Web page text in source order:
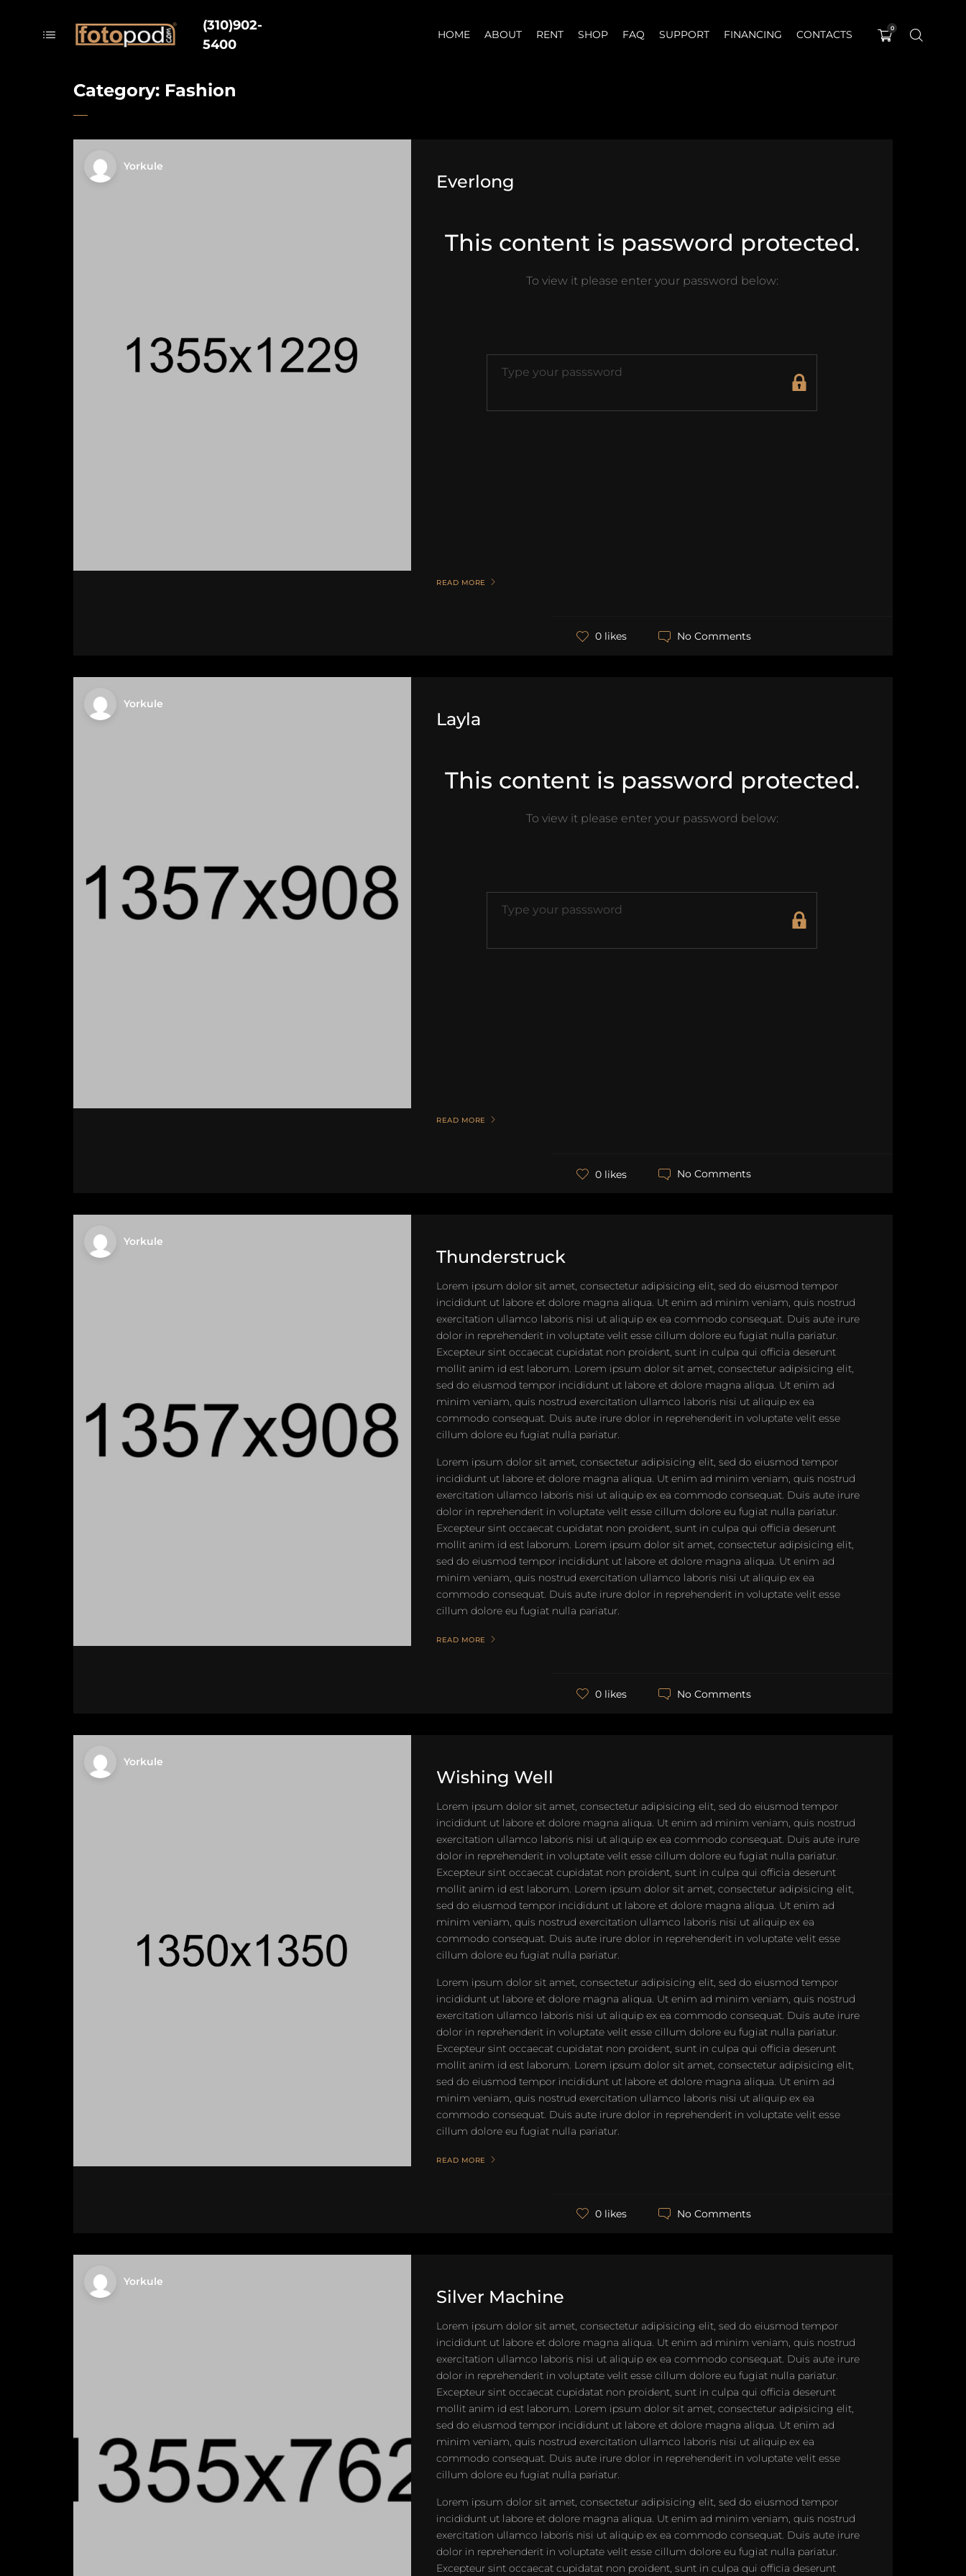
(310)902-
5400
HOME ABOUT RENT SHOP FAQ SUPPORT FINANCING CONTACTS
0
Category: Fashion
Yorkule
Everlong
This content is password protected.
To view it please enter your password below:
READ MORE
0 likes No Comments
Yorkule
Layla
This content is password protected.
To view it please enter your password below:
READ MORE
0 likes No Comments
Yorkule
Thunderstruck
Lorem ipsum dolor sit amet, consectetur adipisicing elit, sed do eiusmod tempor
incididunt ut labore et dolore magna aliqua. Ut enim ad minim veniam, quis nostrud
exercitation ullamco laboris nisi ut aliquip ex ea commodo consequat. Duis aute irure
dolor in reprehenderit in voluptate velit esse cillum dolore eu fugiat nulla pariatur.
Excepteur sint occaecat cupidatat non proident, sunt in culpa qui officia deserunt
mollit anim id est laborum. Lorem ipsum dolor sit amet, consectetur adipisicing elit,
sed do eiusmod tempor incididunt ut labore et dolore magna aliqua. Ut enim ad
minim veniam, quis nostrud exercitation ullamco laboris nisi ut aliquip ex ea
commodo consequat. Duis aute irure dolor in reprehenderit in voluptate velit esse
cillum dolore eu fugiat nulla pariatur.
Lorem ipsum dolor sit amet, consectetur adipisicing elit, sed do eiusmod tempor
incididunt ut labore et dolore magna aliqua. Ut enim ad minim veniam, quis nostrud
exercitation ullamco laboris nisi ut aliquip ex ea commodo consequat. Duis aute irure
dolor in reprehenderit in voluptate velit esse cillum dolore eu fugiat nulla pariatur.
Excepteur sint occaecat cupidatat non proident, sunt in culpa qui officia deserunt
mollit anim id est laborum. Lorem ipsum dolor sit amet, consectetur adipisicing elit,
sed do eiusmod tempor incididunt ut labore et dolore magna aliqua. Ut enim ad
minim veniam, quis nostrud exercitation ullamco laboris nisi ut aliquip ex ea
commodo consequat. Duis aute irure dolor in reprehenderit in voluptate velit esse
cillum dolore eu fugiat nulla pariatur.
READ MORE
0 likes No Comments
Yorkule
Wishing Well
Lorem ipsum dolor sit amet, consectetur adipisicing elit, sed do eiusmod tempor
incididunt ut labore et dolore magna aliqua. Ut enim ad minim veniam, quis nostrud
exercitation ullamco laboris nisi ut aliquip ex ea commodo consequat. Duis aute irure
dolor in reprehenderit in voluptate velit esse cillum dolore eu fugiat nulla pariatur.
Excepteur sint occaecat cupidatat non proident, sunt in culpa qui officia deserunt
mollit anim id est laborum. Lorem ipsum dolor sit amet, consectetur adipisicing elit,
sed do eiusmod tempor incididunt ut labore et dolore magna aliqua. Ut enim ad
minim veniam, quis nostrud exercitation ullamco laboris nisi ut aliquip ex ea
commodo consequat. Duis aute irure dolor in reprehenderit in voluptate velit esse
cillum dolore eu fugiat nulla pariatur.
Lorem ipsum dolor sit amet, consectetur adipisicing elit, sed do eiusmod tempor
incididunt ut labore et dolore magna aliqua. Ut enim ad minim veniam, quis nostrud
exercitation ullamco laboris nisi ut aliquip ex ea commodo consequat. Duis aute irure
dolor in reprehenderit in voluptate velit esse cillum dolore eu fugiat nulla pariatur.
Excepteur sint occaecat cupidatat non proident, sunt in culpa qui officia deserunt
mollit anim id est laborum. Lorem ipsum dolor sit amet, consectetur adipisicing elit,
sed do eiusmod tempor incididunt ut labore et dolore magna aliqua. Ut enim ad
minim veniam, quis nostrud exercitation ullamco laboris nisi ut aliquip ex ea
commodo consequat. Duis aute irure dolor in reprehenderit in voluptate velit esse
cillum dolore eu fugiat nulla pariatur.
READ MORE
0 likes No Comments
Yorkule
Silver Machine
Lorem ipsum dolor sit amet, consectetur adipisicing elit, sed do eiusmod tempor
incididunt ut labore et dolore magna aliqua. Ut enim ad minim veniam, quis nostrud
exercitation ullamco laboris nisi ut aliquip ex ea commodo consequat. Duis aute irure
dolor in reprehenderit in voluptate velit esse cillum dolore eu fugiat nulla pariatur.
Excepteur sint occaecat cupidatat non proident, sunt in culpa qui officia deserunt
mollit anim id est laborum. Lorem ipsum dolor sit amet, consectetur adipisicing elit,
sed do eiusmod tempor incididunt ut labore et dolore magna aliqua. Ut enim ad
minim veniam, quis nostrud exercitation ullamco laboris nisi ut aliquip ex ea
commodo consequat. Duis aute irure dolor in reprehenderit in voluptate velit esse
cillum dolore eu fugiat nulla pariatur.
Lorem ipsum dolor sit amet, consectetur adipisicing elit, sed do eiusmod tempor
incididunt ut labore et dolore magna aliqua. Ut enim ad minim veniam, quis nostrud
exercitation ullamco laboris nisi ut aliquip ex ea commodo consequat. Duis aute irure
dolor in reprehenderit in voluptate velit esse cillum dolore eu fugiat nulla pariatur.
Excepteur sint occaecat cupidatat non proident, sunt in culpa qui officia deserunt